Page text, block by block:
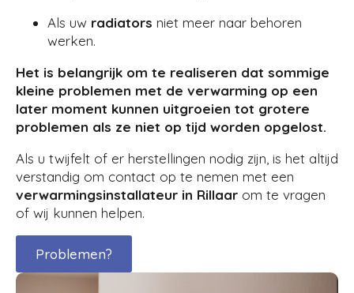
Als uw radiators niet meer naar behoren
werken.
Het is belangrijk om te realiseren dat sommige
kleine problemen met de verwarming op een
later moment kunnen uitgroeien tot grotere
problemen als ze niet op tijd worden opgelost.
Als u twijfelt of er herstellingen nodig zijn, is het altijd
verstandig om contact op te nemen met een
verwarmingsinstallateur in Rillaar om te vragen
of wij kunnen helpen.
Problemen?